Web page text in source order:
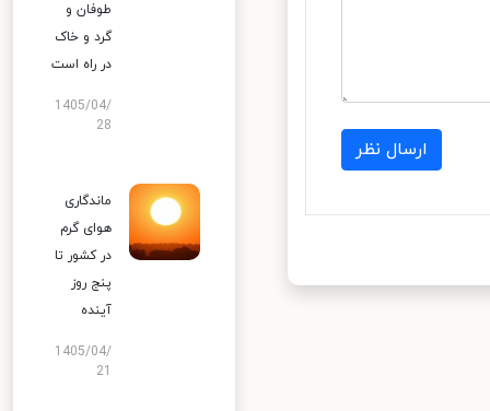
ارسال نظر
طوفان و
گرد و خاک
در راه است
1405/04/
28
ماندگاری
هوای گرم
در کشور تا
پنج روز
آینده
1405/04/